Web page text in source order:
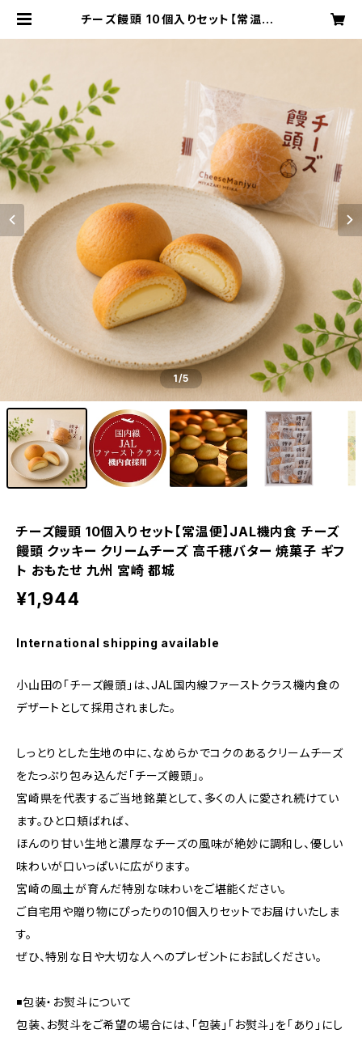
チーズ饅頭 10個入りセット【常温便】
1/5
チーズ饅頭 10個入りセット【常温便】JAL機内食 チーズ
饅頭 クッキー クリームチーズ 高千穂バター 焼菓子 ギフ
ト おもたせ 九州 宮崎 都城
¥1,944
International shipping available
小山田の「チーズ饅頭」は、JAL国内線ファーストクラス機内食の
デザートとして採用されました。
しっとりとした生地の中に、なめらかでコクのあるクリームチーズ
をたっぷり包み込んだ「チーズ饅頭」。
宮崎県を代表するご当地銘菓として、多くの人に愛され続けてい
ます。ひと口頬ばれば、
ほんのり甘い生地と濃厚なチーズの風味が絶妙に調和し、優しい
味わいが口いっぱいに広がります。
宮崎の風土が育んだ特別な味わいをご堪能ください。
ご自宅用や贈り物にぴったりの10個入りセットでお届けいたしま
す。
ぜひ、特別な日や大切な人へのプレゼントにお試しください。
◾包装・お熨斗について
包装、お熨斗をご希望の場合には、「包装」「お熨斗」を「あり」にし